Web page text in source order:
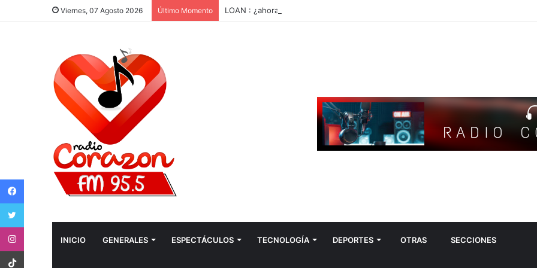
Viernes, 07 Agosto 2026 Último Momento LOAN : ¿ahora sí se despierta Corrientes?
INICIO GENERALES ESPECTÁCULOS TECNOLOGÍA DEPORTES OTRAS SECCIONES
Facebook